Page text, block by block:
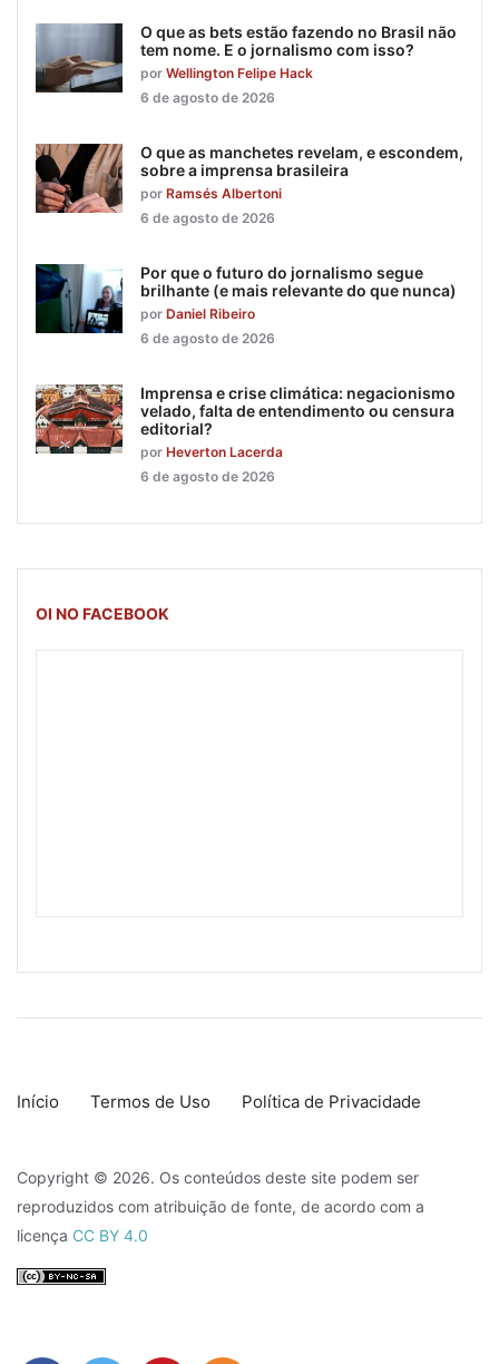
O que as bets estão fazendo no Brasil não
tem nome. E o jornalismo com isso?
por Wellington Felipe Hack
6 de agosto de 2026
O que as manchetes revelam, e escondem,
sobre a imprensa brasileira
por Ramsés Albertoni
6 de agosto de 2026
Por que o futuro do jornalismo segue
brilhante (e mais relevante do que nunca)
por Daniel Ribeiro
6 de agosto de 2026
Imprensa e crise climática: negacionismo
velado, falta de entendimento ou censura
editorial?
por Heverton Lacerda
6 de agosto de 2026
OI NO FACEBOOK
Início Termos de Uso Política de Privacidade
Copyright © 2026. Os conteúdos deste site podem ser
reproduzidos com atribuição de fonte, de acordo com a
licença CC BY 4.0